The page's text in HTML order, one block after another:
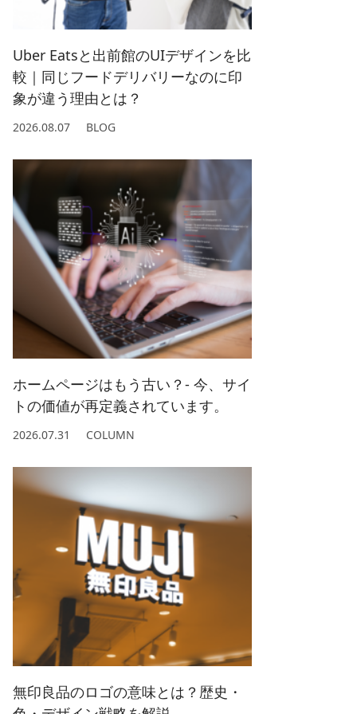
2021/ 2 (4)
Uber Eatsと出前館のUIデザインを比
較｜同じフードデリバリーなのに印
象が違う理由とは？
2026.08.07 BLOG
ホームページはもう古い？- 今、サイ
トの価値が再定義されています。
2026.07.31 COLUMN
無印良品のロゴの意味とは？歴史・